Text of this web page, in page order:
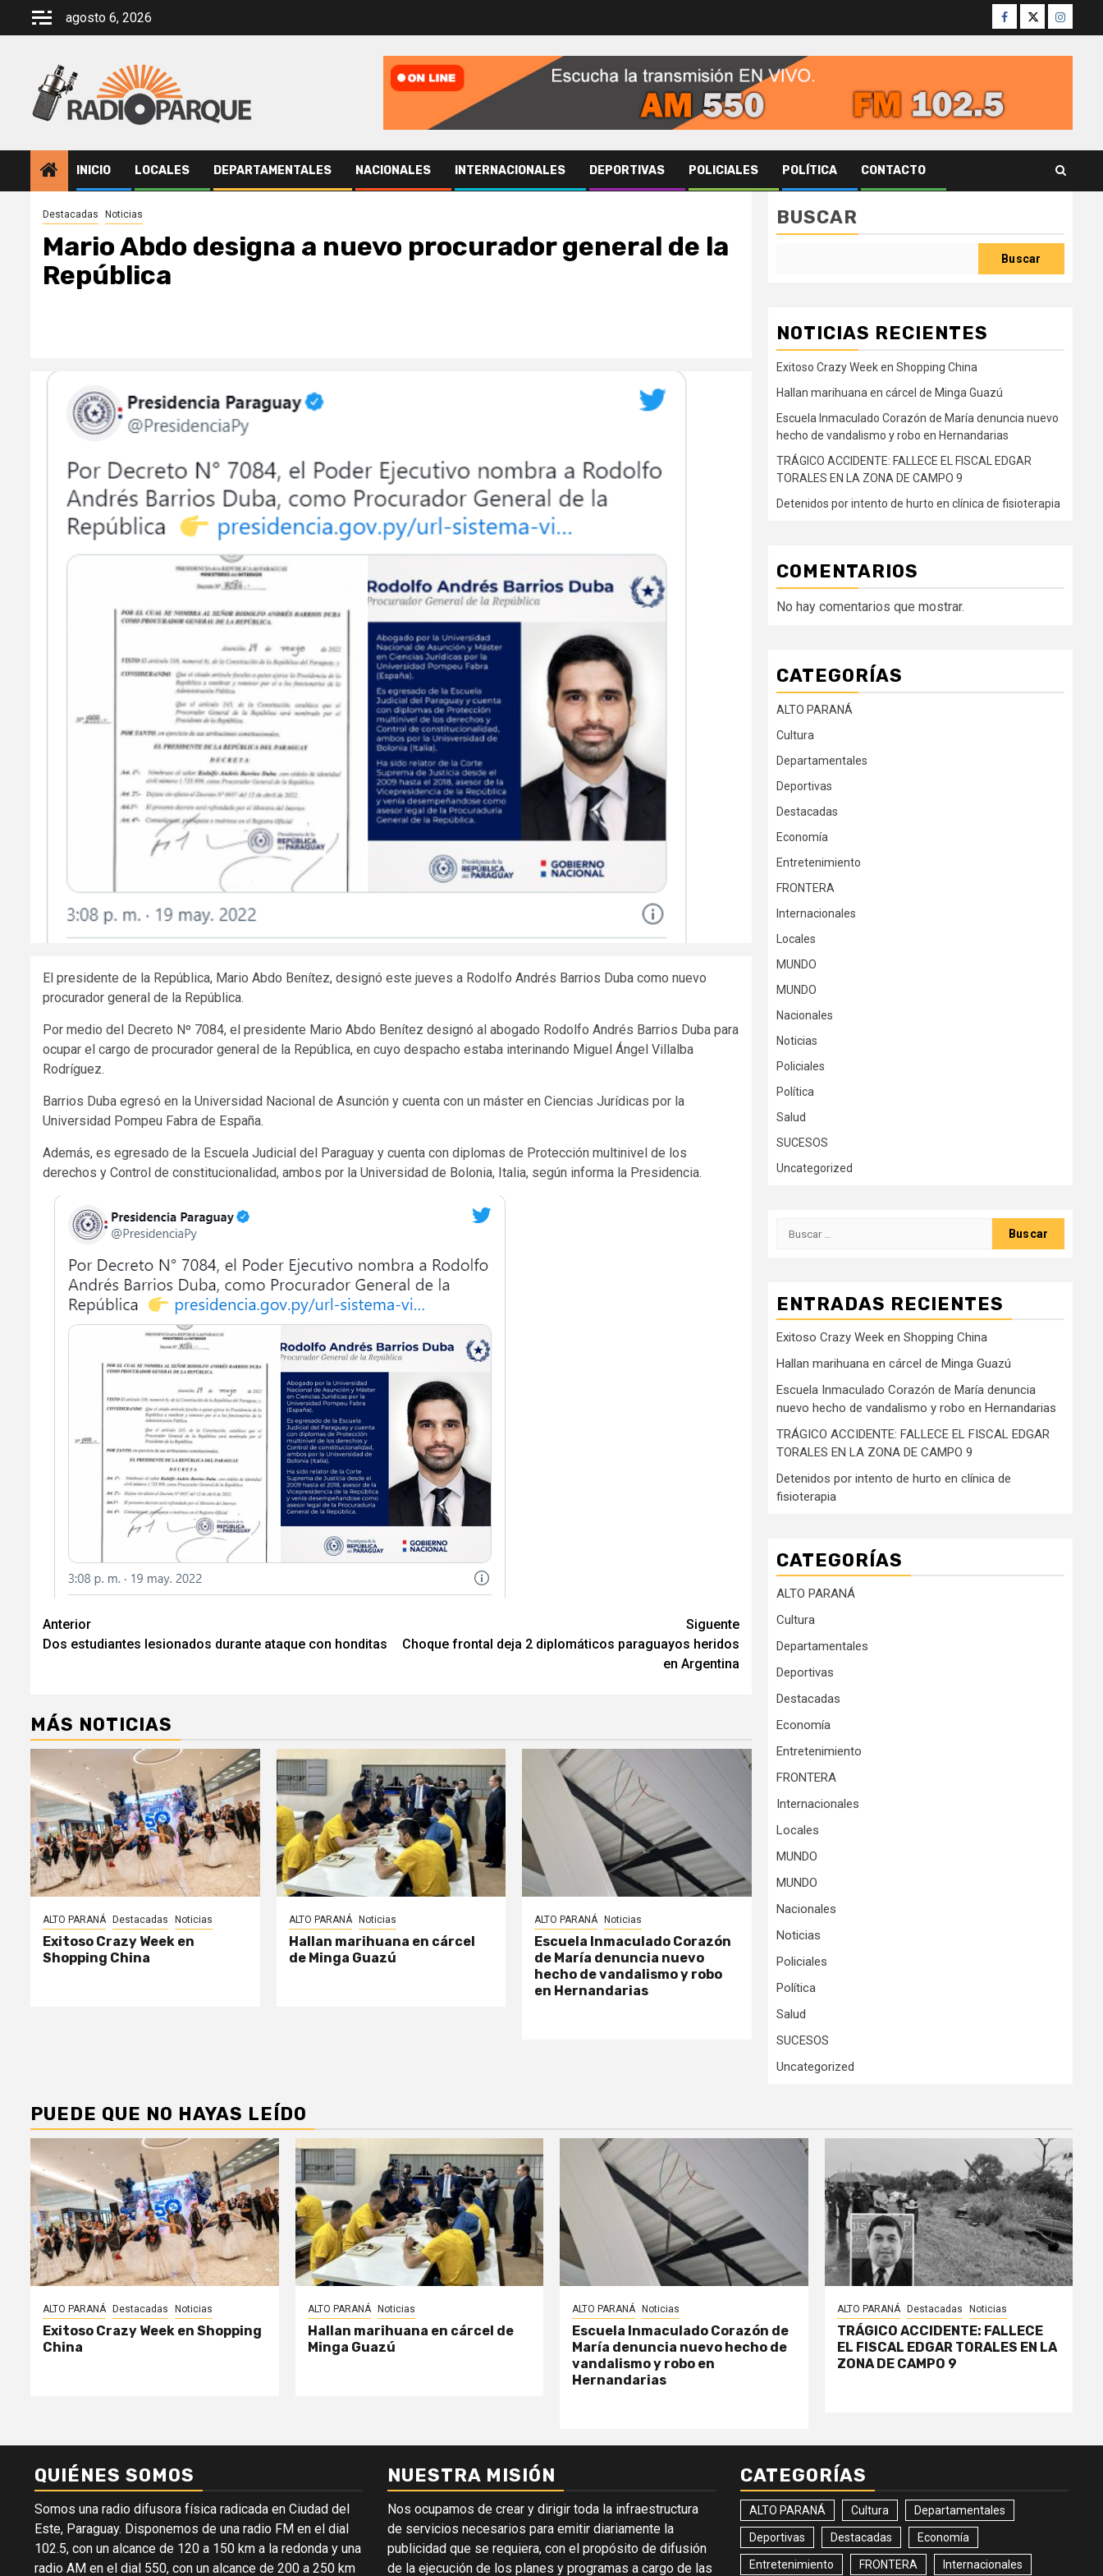
agosto 6, 2026 Facebook
Twitter
INICIO LOCALES DEPARTAMENTALES NACIONALES INTERNACIONALES DEPORTIVAS POLICIALES POLÍTICA CONTACTO
Destacadas Noticias
Mario Abdo designa a nuevo procurador general de la
República
El presidente de la República, Mario Abdo Benítez, designó este jueves a Rodolfo Andrés Barrios Duba como nuevo
procurador general de la República.
Por medio del Decreto Nº 7084, el presidente Mario Abdo Benítez designó al abogado Rodolfo Andrés Barrios Duba para
ocupar el cargo de procurador general de la República, en cuyo despacho estaba interinando Miguel Ángel Villalba
Rodríguez.
Barrios Duba egresó en la Universidad Nacional de Asunción y cuenta con un máster en Ciencias Jurídicas por la
Universidad Pompeu Fabra de España.
Además, es egresado de la Escuela Judicial del Paraguay y cuenta con diplomas de Protección multinivel de los
derechos y Control de constitucionalidad, ambos por la Universidad de Bolonia, Italia, según informa la Presidencia.
Navegación
de
Anterior
Dos estudiantes lesionados durante ataque con honditas
Siguente
Choque frontal deja 2 diplomáticos paraguayos heridos
en Argentina
MÁS NOTICIAS
ALTO PARANÁ Destacadas Noticias
Exitoso Crazy Week en
Shopping China
ALTO PARANÁ Noticias
Hallan marihuana en cárcel
de Minga Guazú
ALTO PARANÁ Noticias
Escuela Inmaculado Corazón
de María denuncia nuevo
hecho de vandalismo y robo
en Hernandarias
BUSCAR
Buscar
NOTICIAS RECIENTES
Exitoso Crazy Week en Shopping China
Hallan marihuana en cárcel de Minga Guazú
Escuela Inmaculado Corazón de María denuncia nuevo
hecho de vandalismo y robo en Hernandarias
TRÁGICO ACCIDENTE: FALLECE EL FISCAL EDGAR
TORALES EN LA ZONA DE CAMPO 9
Detenidos por intento de hurto en clínica de fisioterapia
COMENTARIOS
No hay comentarios que mostrar.
CATEGORÍAS
ALTO PARANÁ
Cultura
Departamentales
Deportivas
Destacadas
Economía
Entretenimiento
FRONTERA
Internacionales
Locales
MUNDO
MUNDO
Nacionales
Noticias
Policiales
Política
Salud
SUCESOS
Uncategorized
Buscar:
ENTRADAS RECIENTES
Exitoso Crazy Week en Shopping China
Hallan marihuana en cárcel de Minga Guazú
Escuela Inmaculado Corazón de María denuncia
nuevo hecho de vandalismo y robo en Hernandarias
TRÁGICO ACCIDENTE: FALLECE EL FISCAL EDGAR
TORALES EN LA ZONA DE CAMPO 9
Detenidos por intento de hurto en clínica de
fisioterapia
CATEGORÍAS
ALTO PARANÁ
Cultura
Departamentales
Deportivas
Destacadas
Economía
Entretenimiento
FRONTERA
Internacionales
Locales
MUNDO
MUNDO
Nacionales
Noticias
Policiales
Política
Salud
SUCESOS
Uncategorized
PUEDE QUE NO HAYAS LEÍDO
ALTO PARANÁ Destacadas Noticias
Exitoso Crazy Week en Shopping
China
ALTO PARANÁ Noticias
Hallan marihuana en cárcel de
Minga Guazú
ALTO PARANÁ Noticias
Escuela Inmaculado Corazón de
María denuncia nuevo hecho de
vandalismo y robo en
Hernandarias
ALTO PARANÁ Destacadas Noticias
TRÁGICO ACCIDENTE: FALLECE
EL FISCAL EDGAR TORALES EN LA
ZONA DE CAMPO 9
QUIÉNES SOMOS
Somos una radio difusora física radicada en Ciudad del
Este, Paraguay. Disponemos de una radio FM en el dial
102.5, con un alcance de 120 a 150 km a la redonda y una
radio AM en el dial 550, con un alcance de 200 a 250 km
NUESTRA MISIÓN
Nos ocupamos de crear y dirigir toda la infraestructura
de servicios necesarios para emitir diariamente la
publicidad que se requiera, con el propósito de difusión
de la ejecución de los planes y programas a cargo de las
CATEGORÍAS
ALTO PARANÁ Cultura Departamentales
Deportivas Destacadas Economía
Entretenimiento FRONTERA Internacionales